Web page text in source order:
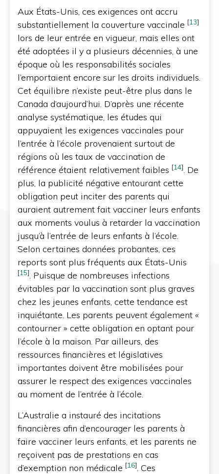
Aux États-Unis, ces exigences ont accru
substantiellement la couverture vaccinale [13]
lors de leur entrée en vigueur, mais elles ont
été adoptées il y a plusieurs décennies, à une
époque où les responsabilités sociales
l’emportaient encore sur les droits individuels.
Cet équilibre n’existe peut-être plus dans le
Canada d’aujourd’hui. D’après une récente
analyse systématique, les études qui
appuyaient les exigences vaccinales pour
l’entrée à l’école provenaient surtout de
régions où les taux de vaccination de
référence étaient relativement faibles [14]. De
plus, la publicité négative entourant cette
obligation peut inciter des parents qui
auraient autrement fait vacciner leurs enfants
aux moments voulus à retarder la vaccination
jusqu’à l’entrée de leurs enfants à l’école.
Selon certaines données probantes, ces
reports sont plus fréquents aux États-Unis
[15]. Puisque de nombreuses infections
évitables par la vaccination sont plus graves
chez les jeunes enfants, cette tendance est
inquiétante. Les parents peuvent également «
contourner » cette obligation en optant pour
l’école à la maison. Par ailleurs, des
ressources financières et législatives
importantes doivent être mobilisées pour
assurer le respect des exigences vaccinales
au moment de l’entrée à l’école.
L’Australie a instauré des incitations
financières afin d’encourager les parents à
faire vacciner leurs enfants, et les parents ne
reçoivent pas de prestations en cas
d’exemption non médicale [16]. Ces